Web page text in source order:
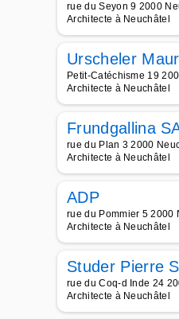
rue du Seyon 9 2000
Architecte à Neuchâtel
Urscheler
Petit-Catéchisme 19
Architecte à Neuchâtel
Frundgallina
rue du Plan 3 2000
Architecte à Neuchâtel
ADP
rue du Pommier 5 2000
Architecte à Neuchâtel
Studer Pierre
rue du Coq-d Inde 24
Architecte à Neuchâtel